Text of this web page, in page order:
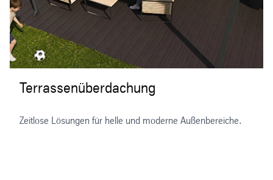
Terrassenüberdachung
Zeitlose Lösungen für helle und moderne Außenbereiche.